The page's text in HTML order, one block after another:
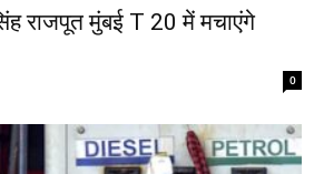
राजपूत मुंबई T 20 में मचाएंगे
0